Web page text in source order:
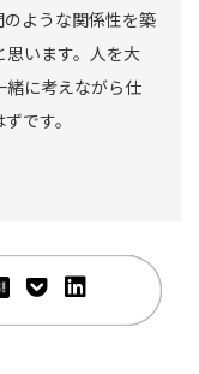
ような関係性を築
います。人を大
緒に考えながら仕
です。